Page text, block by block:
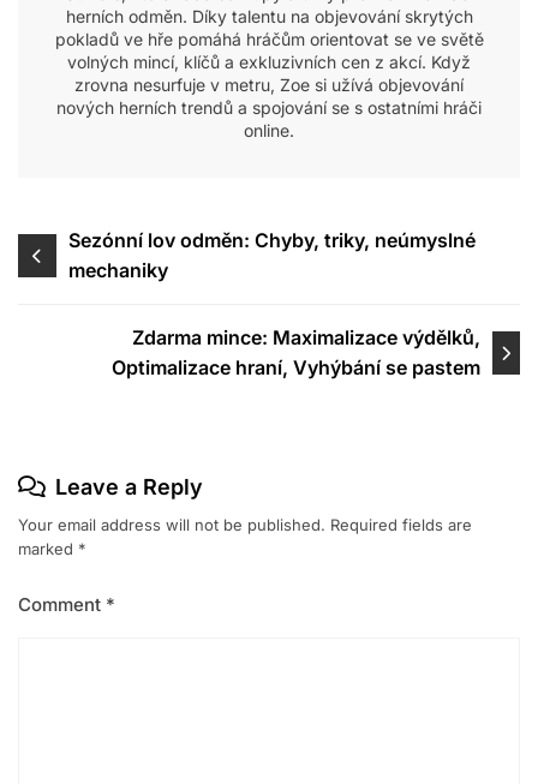
herních odměn. Díky talentu na objevování skrytých
pokladů ve hře pomáhá hráčům orientovat se ve světě
volných mincí, klíčů a exkluzivních cen z akcí. Když
zrovna nesurfuje v metru, Zoe si užívá objevování
nových herních trendů a spojování se s ostatními hráči
online.
Post
navigation
Sezónní lov odměn: Chyby, triky, neúmyslné
mechaniky
Zdarma mince: Maximalizace výdělků,
Optimalizace hraní, Vyhýbání se pastem
Leave a Reply
Your email address will not be published. Required fields are
marked *
Comment *